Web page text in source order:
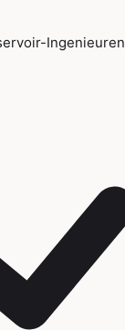
Ingenieuren